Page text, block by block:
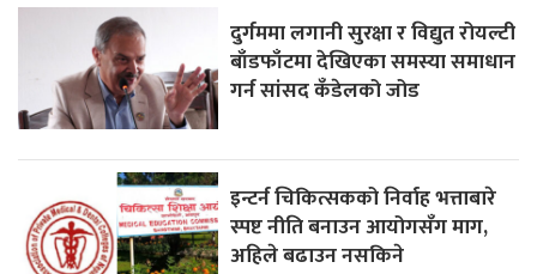
दुर्गममा लगानी सुरक्षा र विद्युत रोयल्टी
बाँडफाँटमा देखिएका समस्या समाधान
गर्न सांसद कँडेलको जोड
इन्टर्न चिकित्सकको निर्वाह भत्ताबारे
स्पष्ट नीति बनाउन आयोगसँग माग,
अहिले बढाउन नसकिने